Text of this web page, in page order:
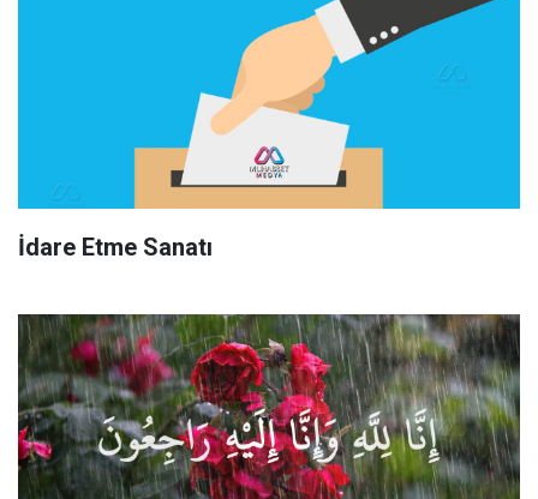
İdare Etme Sanatı